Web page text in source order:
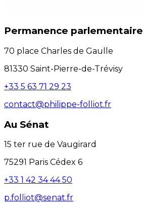
Permanence parlementaire
70 place Charles de Gaulle
81330 Saint-Pierre-de-Trévisy
+33 5 63 71 29 23
contact@philippe-folliot.fr
Au Sénat
15 ter rue de Vaugirard
75291 Paris Cédex 6
+33 1 42 34 44 50
p.folliot@senat.fr